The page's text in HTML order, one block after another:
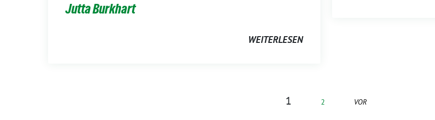
Jutta Burkhart
WEITERLESEN
1 2 VOR